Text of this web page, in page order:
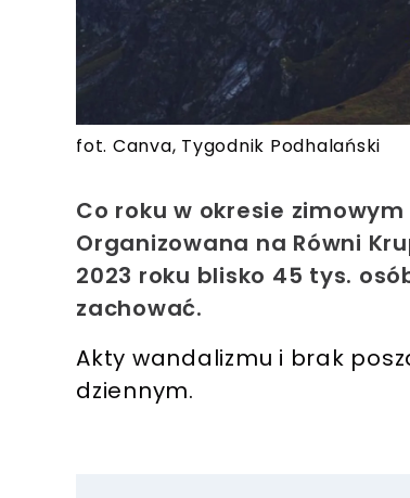
fot. Canva, Tygodnik Podhalański
Co roku w okresie
Organizowana na Równi
2023 roku blisko 45 tys.
zachować.
Akty wandalizmu i brak
dziennym.